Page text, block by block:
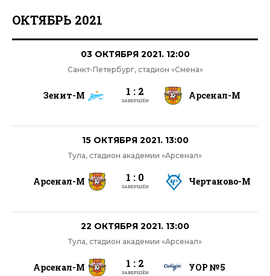
ОКТЯБРЬ 2021
03 ОКТЯБРЯ 2021. 12:00
Санкт-Петербург, стадион «Смена»
Зенит-М 1 : 2
ЗАВЕРШЁН Арсенал-М
15 ОКТЯБРЯ 2021. 13:00
Тула, стадион академии «Арсенал»
Арсенал-М 1 : 0
ЗАВЕРШЁН Чертаново-М
22 ОКТЯБРЯ 2021. 13:00
Тула, стадион академии «Арсенал»
Арсенал-М 1 : 2
ЗАВЕРШЁН УОР №5